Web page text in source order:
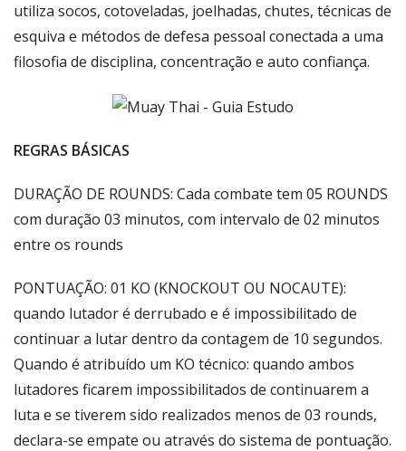
utiliza socos, cotoveladas, joelhadas, chutes, técnicas de
esquiva e métodos de defesa pessoal conectada a uma
filosofia de disciplina, concentração e auto confiança.
REGRAS BÁSICAS
DURAÇÃO DE ROUNDS: Cada combate tem 05 ROUNDS
com duração 03 minutos, com intervalo de 02 minutos
entre os rounds
PONTUAÇÃO: 01 KO (KNOCKOUT OU NOCAUTE):
quando lutador é derrubado e é impossibilitado de
continuar a lutar dentro da contagem de 10 segundos.
Quando é atribuído um KO técnico: quando ambos
lutadores ficarem impossibilitados de continuarem a
luta e se tiverem sido realizados menos de 03 rounds,
declara-se empate ou através do sistema de pontuação.